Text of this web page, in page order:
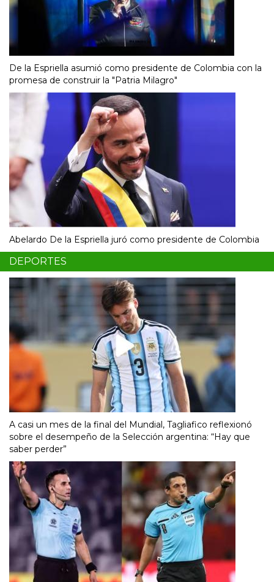
De la Espriella asumió como presidente de Colombia con la
promesa de construir la "Patria Milagro"
Abelardo De la Espriella juró como presidente de Colombia
DEPORTES
A casi un mes de la final del Mundial, Tagliafico reflexionó
sobre el desempeño de la Selección argentina: “Hay que
saber perder”